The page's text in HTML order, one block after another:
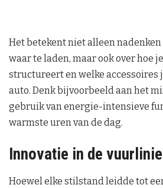
Het betekent niet alleen
waar te laden, maar ook over hoe
structureert en welke accessoires
auto. Denk bijvoorbeeld aan het
gebruik van energie-intensieve
warmste uren van de dag.
Innovatie in de vuurlinie
Hoewel elke stilstand leidde tot